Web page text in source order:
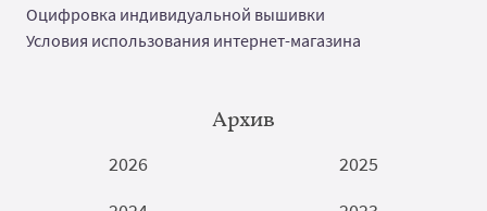
Оцифровка индивидуальной вышивки
Условия использования интернет-магазина
Архив
2026
2025